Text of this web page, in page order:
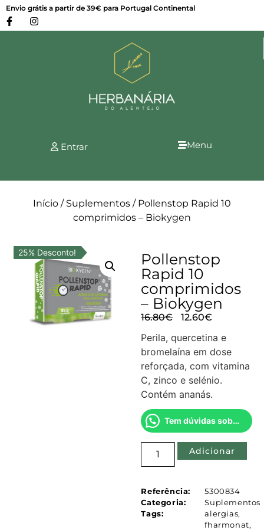
Envio grátis a partir de 39€ para Portugal Continental
Entrar Menu
Início / Suplementos / Pollenstop Rapid 10
comprimidos – Biokygen
25% Desconto!
Pollenstop
Rapid 10
comprimidos
– Biokygen
16.80€ 12.60€
Perila, quercetina e
bromelaína em dose
reforçada, com vitamina
C, zinco e selénio.
Contém ananás.
Tem dúvidas sobre este produto?
Adicionar
Referência:
5300834
Categoria:
Suplementos
Tags:
alergias,
fharmonat,